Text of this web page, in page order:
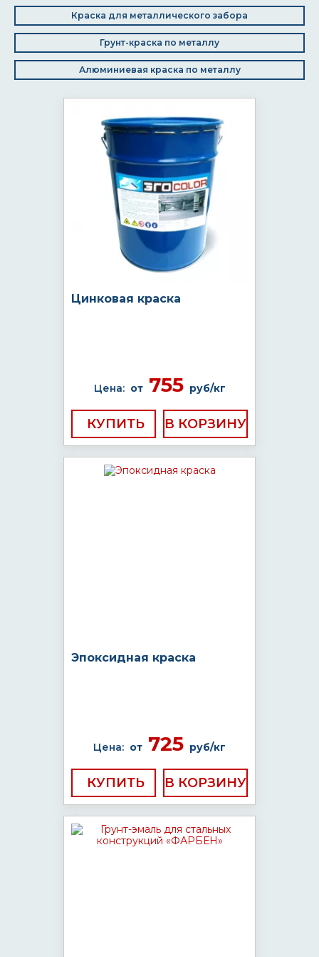
Краска для металлического забора
Грунт-краска по металлу
Алюминиевая краска по металлу
Цинковая краска
Цена: от755 руб/кг
КУПИТЬ
Эпоксидная краска
Цена: от 725 руб/кг
КУПИТЬ